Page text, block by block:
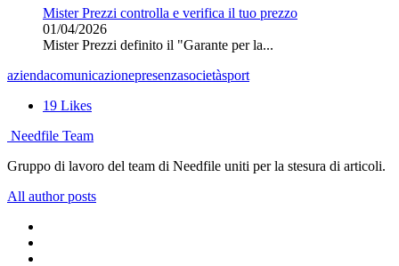
Mister Prezzi controlla e verifica il tuo prezzo
01/04/2026
Mister Prezzi definito il "Garante per la...
aziendacomunicazionepresenzasocietàsport
19 Likes
Needfile Team
Gruppo di lavoro del team di Needfile uniti per la stesura di articoli.
All author posts